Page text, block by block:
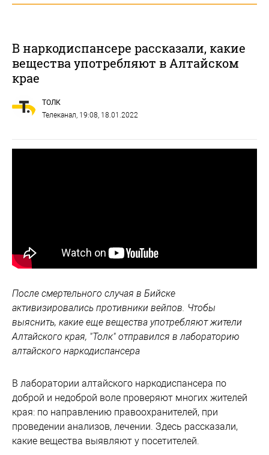
В наркодиспансере рассказали, какие
вещества употребляют в Алтайском
крае
ТОЛК
Телеканал , 19:08, 18.01.2022
После смертельного случая в Бийске
активизировались противники вейпов. Чтобы
выяснить, какие еще вещества употребляют жители
Алтайского края, "Толк" отправился в лабораторию
алтайского наркодиспансера
В лаборатории алтайского наркодиспансера по
доброй и недоброй воле проверяют многих жителей
края: по направлению правоохранителей, при
проведении анализов, лечении. Здесь рассказали,
какие вещества выявляют у посетителей.